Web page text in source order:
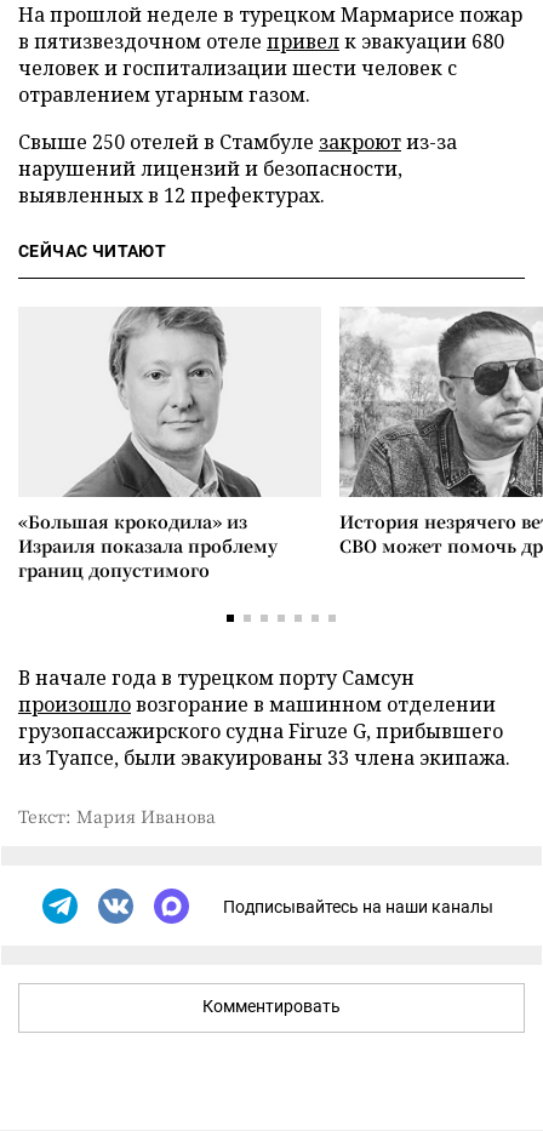
На прошлой неделе в турецком Мармарисе пожар
в пятизвездочном отеле привелк эвакуации 680
человек и госпитализации шести человек с
отравлением угарным газом.
Свыше 250 отелей в Стамбуле закроютиз-за
нарушений лицензий и безопасности,
выявленных в 12 префектурах.
СЕЙЧАС ЧИТАЮТ
«Большая крокодила» из
Израиля показала проблему
границ допустимого
История незрячего
СВО может помочь
В начале года в турецком порту Самсун
произошловозгорание в машинном отделении
грузопассажирского судна Firuze G, прибывшего
из Туапсе, были эвакуированы 33 члена экипажа.
Текст: Мария Иванова
Подписывайтесь на наши каналы
Комментировать